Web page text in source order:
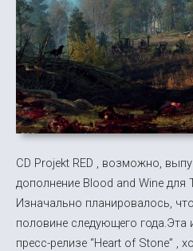
CD Projekt RED , возможно,
дополнение Blood and Wine для
Изначально планировалось,
половине следующего
пресс-релизе “Heart of Stone” ,